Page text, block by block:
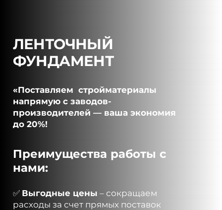
ЛЕНТОЧНЫЙ
ФУНДАМЕНТ
«Поставляем стройматериалы
напрямую с заводов-
производителей — ваша экономия
до 20%!
Преимущества работы с
нами:
✅ Выгодные цены – сокращаем
расходы за счет прямых поставок